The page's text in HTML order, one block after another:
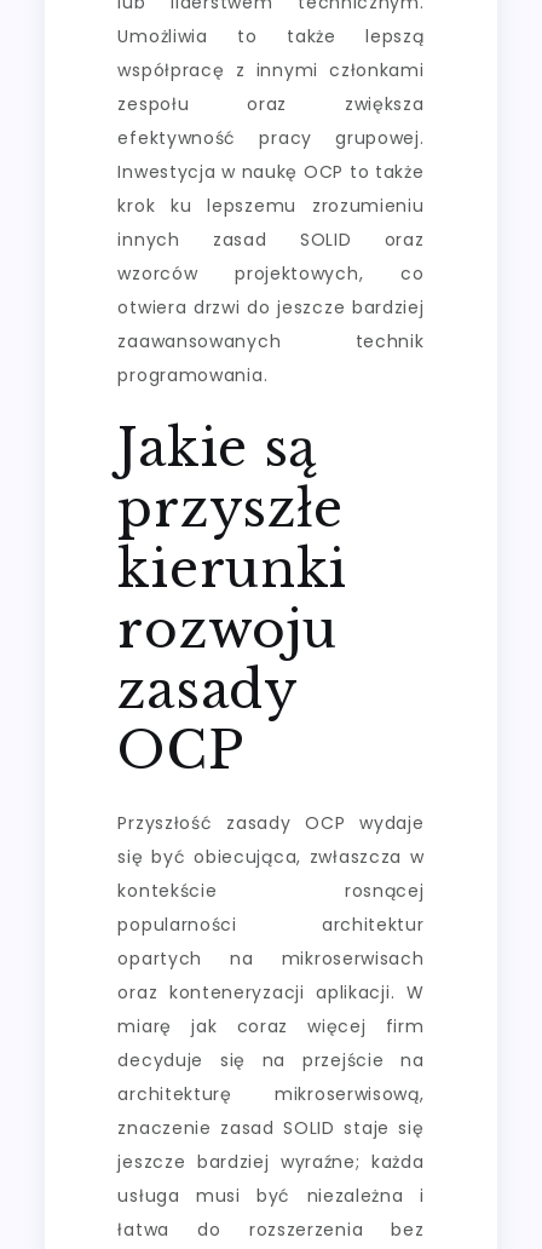
Umożliwia to także lepszą
współpracę z innymi członkami
zespołu oraz zwiększa
efektywność pracy grupowej.
Inwestycja w naukę OCP to także
krok ku lepszemu zrozumieniu
innych zasad SOLID oraz
wzorców projektowych, co
otwiera drzwi do jeszcze bardziej
zaawansowanych technik
programowania.
Jakie są
przyszłe
kierunki
rozwoju
zasady
OCP
Przyszłość zasady OCP wydaje
się być obiecująca, zwłaszcza w
kontekście rosnącej
popularności architektur
opartych na mikroserwisach
oraz konteneryzacji aplikacji. W
miarę jak coraz więcej firm
decyduje się na przejście na
architekturę mikroserwisową,
znaczenie zasad SOLID staje się
jeszcze bardziej wyraźne; każda
usługa musi być niezależna i
łatwa do rozszerzenia bez